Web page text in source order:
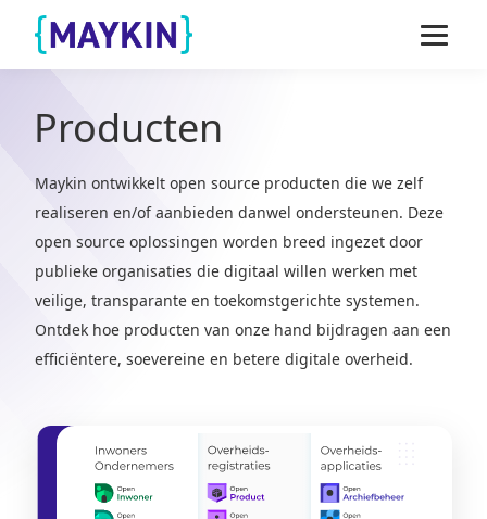
Naar de inhoud springen
Naar de footer springen
Producten
Maykin ontwikkelt open source producten die we zelf
realiseren en/of aanbieden danwel ondersteunen. Deze
open source oplossingen worden breed ingezet door
publieke organisaties die digitaal willen werken met
veilige, transparante en toekomstgerichte systemen.
Ontdek hoe producten van onze hand bijdragen aan een
efficiëntere, soevereine en betere digitale overheid.